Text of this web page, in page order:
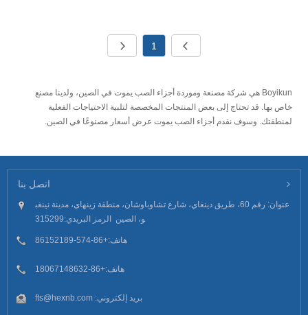
1
Boyikun هي شركة مصنعة وموردة أجزاء الصب يموت في الصين، ولدينا مصنع
خاص بها. قد تحتاج إلى بعض المنتجات المخصصة لتلبية الاحتياجات الفعلية
لمنطقتك. وسوف نقدم أجزاء الصب يموت عرض أسعار مصنوعًا في الصين.
اتصل بنا
عنوان: رقم 60، طريق دينغاي، شارع تشاوباوشان، منطقة زينهاي، مدينة نينغب
و، الصين الرمز البريدي:315299
هاتف:+86-574-86152189
هاتف:+86-18067148632
بريد إلكتروني: fts@hexnb.com